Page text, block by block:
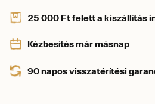
25 000 Ft felett a kiszállítás
Kézbesítés már másnap
90 napos visszatérítési